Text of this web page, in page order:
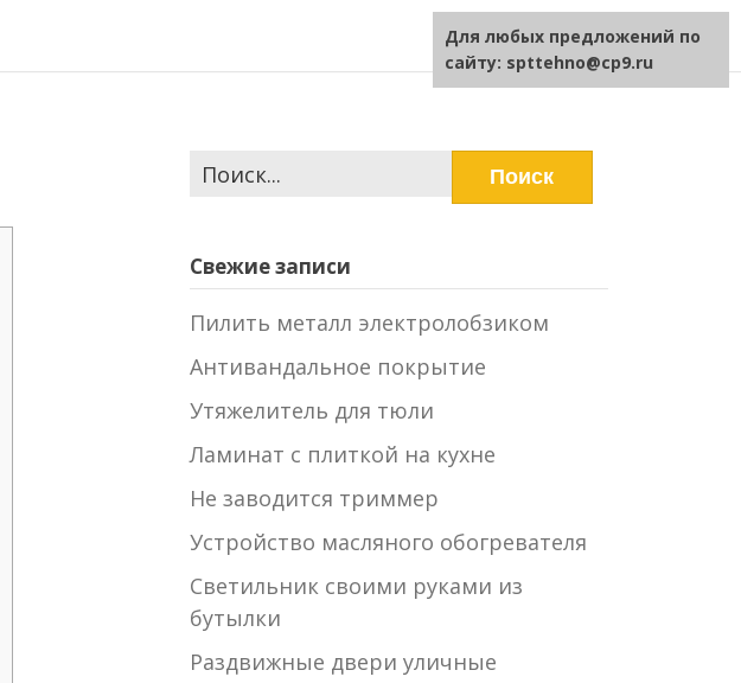
Найти:
Свежие записи
Пилить металл электролобзиком
Антивандальное покрытие
Утяжелитель для тюли
Ламинат с плиткой на кухне
Не заводится триммер
Устройство масляного обогревателя
Светильник своими руками из
бутылки
Раздвижные двери уличные
Для любых предложений по
сайту: spttehno@cp9.ru